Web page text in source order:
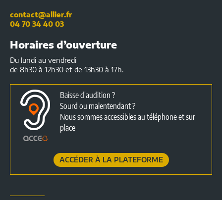
contact@allier.fr
04 70 34 40 03
Horaires d’ouverture
Du lundi au vendredi
de 8h30 à 12h30 et de 13h30 à 17h.
Baisse d'audition ?
Sourd ou malentendant ?
Nous sommes accessibles au téléphone et sur
place
ACCÉDER À LA PLATEFORME